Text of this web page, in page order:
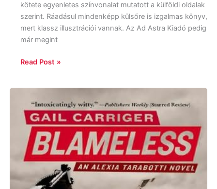
kötete egyenletes színvonalat mutatott a külföldi oldalak
szerint. Ráadásul mindenképp külsőre is izgalmas könyv,
mert klassz illusztrációi vannak. Az Ad Astra Kiadó pedig
már megint
Read Post »
Carriger:
Blameless